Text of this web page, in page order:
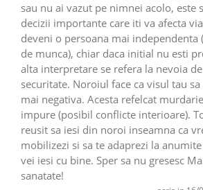
sau nu ai vazut pe nimnei acolo, este
decizii importante care iti va afecta
deveni o persoana mai independenta
de munca), chiar daca initial nu esti
alta interpretare se refera la nevoia
securitate. Noroiul face ca visul tau
mai negativa. Acesta refelcat
impure (posibil conflicte interioare).
reusit sa iesi din noroi inseamna ca
mobilizezi si sa te adaprezi la
vei iesi cu bine. Sper sa nu gresesc
sanatate!